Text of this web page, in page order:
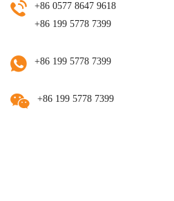
+86 0577 8647 9618
+86 199 5778 7399
+86 199 5778 7399
+86 199 5778 7399